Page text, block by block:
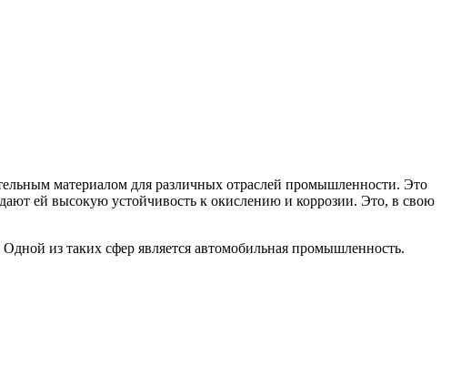
материалом для различных отраслей промышленности. Это
ей высокую устойчивость к окислению и коррозии. Это, в свою
из таких сфер является автомобильная промышленность.